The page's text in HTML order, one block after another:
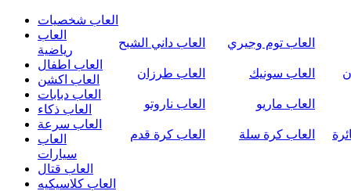
العاب شخصيات
العاب توم وجيري
العاب داني الشبح
العاب سونيك العاب طرزان
العاب ماريو العاب ناروتو
العاب
رياضية
العاب كرة سلة العاب كرة قدم
العاب اطفال
العاب اكشن
العاب دبابات
العاب ذكاء
العاب سرعة
العاب
سيارات
العاب قتال
العاب كلاسيكيه